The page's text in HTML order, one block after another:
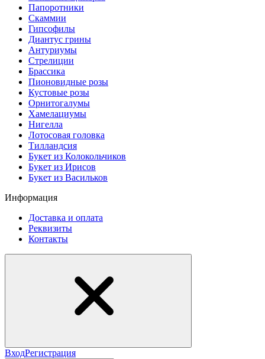
Папоротники
Скаммии
Гипсофилы
Диантус грины
Антуриумы
Стрелиции
Брассика
Пионовидные розы
Кустовые розы
Орнитогалумы
Хамелациумы
Нигелла
Лотосовая головка
Тилландсия
Букет из Колокольчиков
Букет из Ирисов
Букет из Васильков
Информация
Доставка и оплата
Реквизиты
Контакты
ВходРегистрация